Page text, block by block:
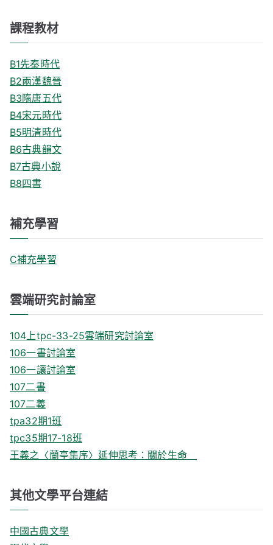
課程教材
B1先秦時代
B2兩漢魏晉
B3隋唐五代
B4宋元時代
B5明清時代
B6古典韻文
B7古典小說
B8四書
補充學習
C補充學習
雲端研究討論室
104上tpc-33-25雲端研究討論室
106一書討論室
106一讓討論室
107二書
107二義
tpa32期1班
tpc35期17-18班
王義之〈蘭亭集序〉延伸思考：關於生命
其他文學平台連結
中國古典文學